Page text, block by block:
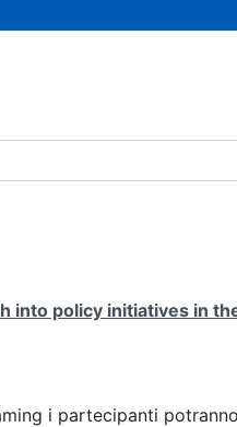
into policy initiatives in
i partecipanti